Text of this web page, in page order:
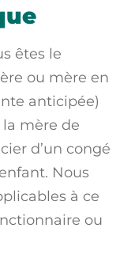
êtes le
ou mère en
anticipée)
mère de
d’un congé
Nous
à ce
ou